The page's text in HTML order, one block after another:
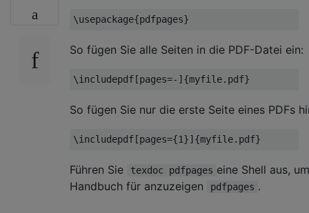
\usepackage{pdfpages}
So fügen Sie alle Seiten in die PDF-Datei ein:
\includepdf[pages=- ]{myfile.pdf}
So fügen Sie nur die erste Seite eines PDFs
\includepdf[pages={1}]{myfile.pdf}
Führen Sie texdoc pdfpages eine Shell aus,
Handbuch für anzuzeigen
pdfpages .